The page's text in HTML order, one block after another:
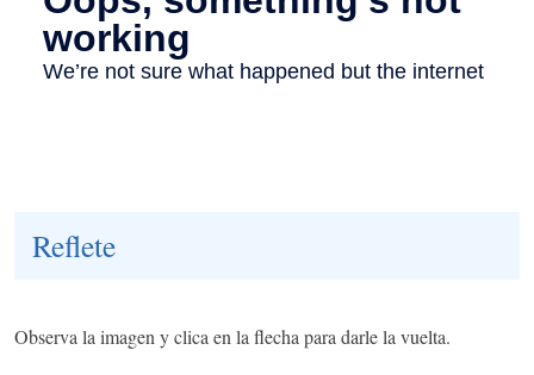
Reflete
Observa la imagen y clica en la flecha para darle la vuelta.